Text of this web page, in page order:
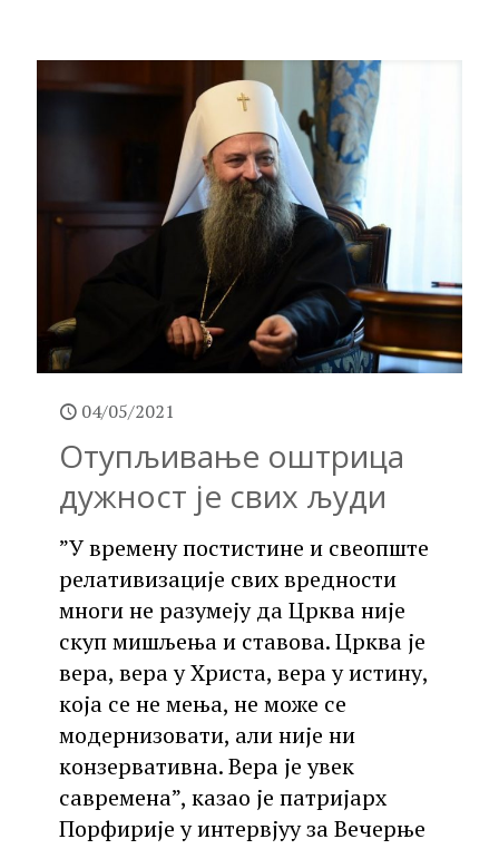
04/05/2021
Отупљивање оштрица
дужност је свих људи
”У времену постистине и свеопште
релативизације свих вредности
многи не разумеју да Црква није
скуп мишљења и ставова. Црква је
вера, вера у Христа, вера у истину,
која се не мења, не може се
модернизовати, али није ни
конзервативна. Вера је увек
савремена”, казао је патријарх
Порфирије у интервјуу за Вечерње